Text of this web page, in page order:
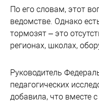
По его словам, этот
ведомстве. Однако
тормозят – это
регионах, школах,
Руководитель
педагогических
добавила, что вместе